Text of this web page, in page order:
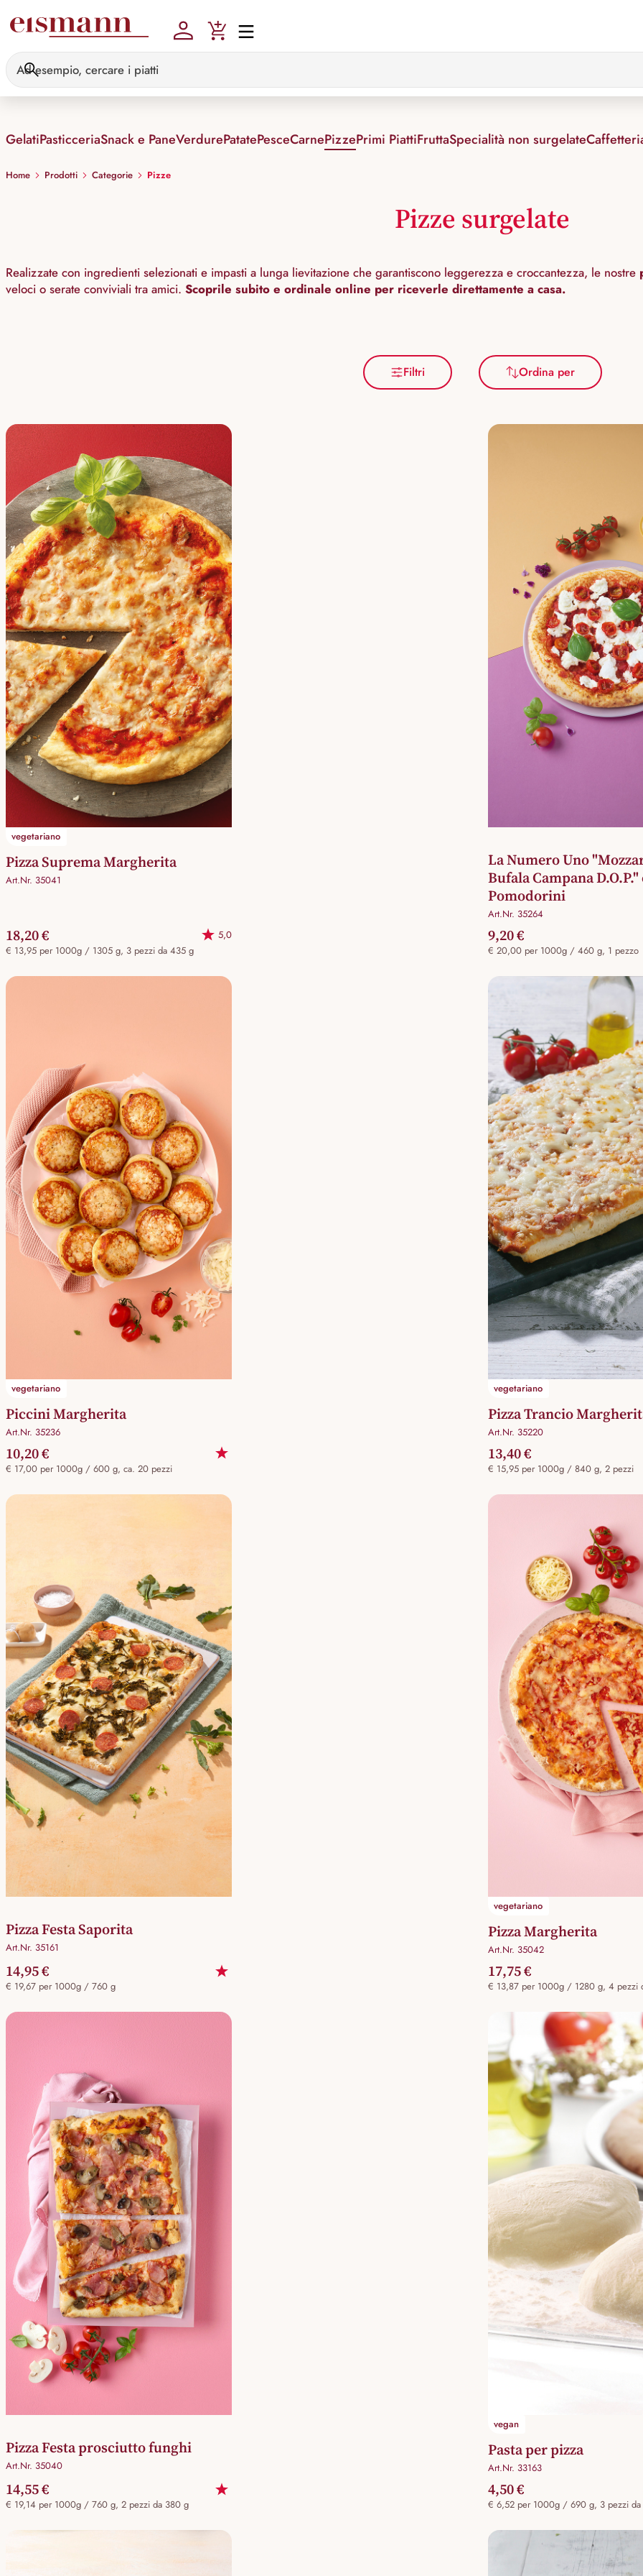
GelatiPasticceriaSnack e PaneVerdurePatatePesceCarnePizzePrimi PiattiFruttaSpecialità non surgelate
Home Prodotti Categorie Pizze
Pizze surgelate
Realizzate con ingredienti selezionati e impasti a lunga lievitazione che garantiscono leggerezza e croccantezza, le nostre
veloci o serate conviviali tra amici. Scoprile subito e ordinale online per riceverle direttamente a casa.
Filtri Ordina per
vegetariano
Pizza Suprema Margherita
Art.Nr. 35041
18,20 €
5,0
€ 13,95 per 1000g / 1305 g, 3 pezzi da 435 g
La Numero Uno
Bufala Campana D.O.P."
Pomodorini
Art.Nr. 35264
9,20 €
€ 20,00 per 1000g / 460 g, 1 pezzo
vegetariano
Piccini Margherita
Art.Nr. 35236
10,20 €
€ 17,00 per 1000g / 600 g, ca. 20 pezzi
vegetariano
Pizza Trancio
Art.Nr. 35220
13,40 €
€ 15,95 per 1000g / 840 g, 2 pezzi
Pizza Festa Saporita
Art.Nr. 35161
14,95 €
€ 19,67 per 1000g / 760 g
vegetariano
Pizza Margherita
Art.Nr. 35042
17,75 €
€ 13,87 per 1000g / 1280 g, 4 pezzi
Pizza Festa prosciutto funghi
Art.Nr. 35040
14,55 €
€ 19,14 per 1000g / 760 g, 2 pezzi da 380 g
vegan
Pasta per pizza
Art.Nr. 33163
4,50 €
€ 6,52 per 1000g / 690 g, 3 pezzi